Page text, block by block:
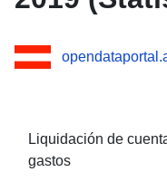
Liquidación de
gastos